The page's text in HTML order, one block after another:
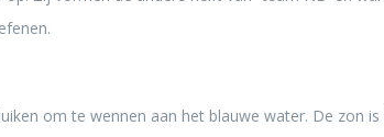
om te wennen aan het blauwe water. De zon is